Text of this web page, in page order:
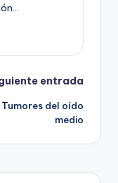
entrada
Tumores del oído
medio